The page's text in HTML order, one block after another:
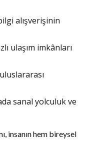
alışverişinin
ulaşım imkânları
sanal yolculuk ve
insanın hem bireysel